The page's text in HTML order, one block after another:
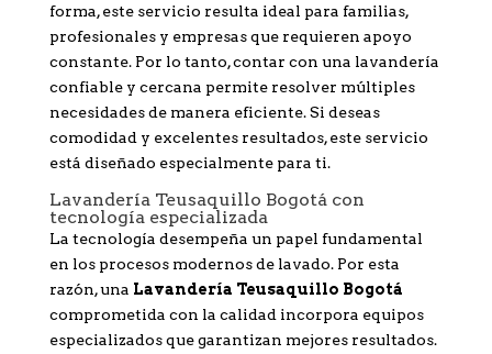
forma, este servicio resulta ideal para familias,
profesionales y empresas que requieren apoyo
constante. Por lo tanto, contar con una lavandería
confiable y cercana permite resolver múltiples
necesidades de manera eficiente. Si deseas
comodidad y excelentes resultados, este servicio
está diseñado especialmente para ti.
Lavandería Teusaquillo Bogotá con
tecnología especializada
La tecnología desempeña un papel fundamental
en los procesos modernos de lavado. Por esta
razón, una Lavandería Teusaquillo Bogotá
comprometida con la calidad incorpora equipos
especializados que garantizan mejores resultados.